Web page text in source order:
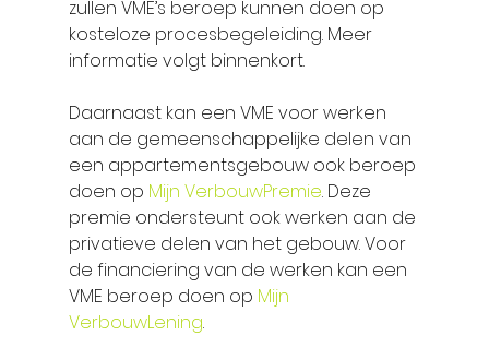
zullen VME’s beroep kunnen doen op
kosteloze procesbegeleiding. Meer
informatie volgt binnenkort.
Daarnaast kan een VME voor werken
aan de gemeenschappelijke delen van
een appartementsgebouw ook beroep
doen op Mijn VerbouwPremie. Deze
premie ondersteunt ook werken aan de
privatieve delen van het gebouw. Voor
de financiering van de werken kan een
VME beroep doen op Mijn
VerbouwLening.